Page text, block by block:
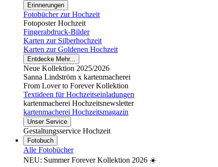
Erinnerungen
Fotobücher zur Hochzeit
Fotoposter Hochzeit
Fingerabdruck-Bilder
Karten zur Silberhochzeit
Karten zur Goldenen Hochzeit
Entdecke Mehr...
Neue Kollektion 2025/2026
Sanna Lindström x kartenmacherei
From Lover to Forever Kollektion
Textideen für Hochzeitseinladungen
kartenmacherei Hochzeitsnewsletter
kartenmacherei Hochzeitsmagazin
Unser Service
Gestaltungsservice Hochzeit
Fotobuch
Alle Fotobücher
NEU: Summer Forever Kollektion 2026 ☀️